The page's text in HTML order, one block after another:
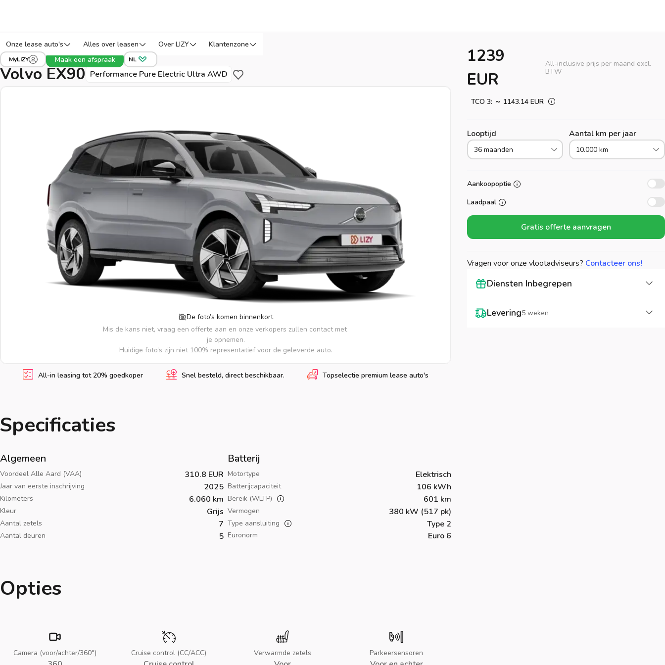
Onze lease auto's Alles over leasen Over LIZY Klantenzone
MyLIZY Maak een afspraak NL
Alle voertuigen EX90
Volvo EX90 Performance Pure Electric Ultra AWD Bewaar voor later
De foto’s komen binnenkort
Mis de kans niet, vraag een offerte aan en onze verkopers zullen contact met
je opnemen.
Huidige foto’s zijn niet 100% representatief voor de geleverde auto.
1239
EUR
All-inclusive prijs per maand excl.
BTW
TCO 3: ～ 1143.14 EUR
Looptijd
36 maanden
Aantal km per jaar
10.000 km
Aankoopoptie
Laadpaal
Gratis offerte aanvragen
Vragen voor onze vlootadviseurs? Contacteer ons!
Diensten Inbegrepen
Levering5 weken
All-in leasing tot 20% goedkoper Snel besteld, direct beschikbaar. Topselectie premium lease auto's
Specificaties
Algemeen
Voordeel Alle Aard (VAA) 310.8 EUR
Jaar van eerste inschrijving 2025
Kilometers 6.060 km
Kleur Grijs
Aantal zetels 7
Aantal deuren 5
Batterij
Motortype Elektrisch
Batterijcapaciteit 106 kWh
Bereik (WLTP) 601 km
Vermogen 380 kW (517 pk)
Type aansluiting Type 2
Euronorm Euro 6
Opties
Camera (voor/achter/360°) Cruise control (CC/ACC) Verwarmde zetels Parkeersensoren